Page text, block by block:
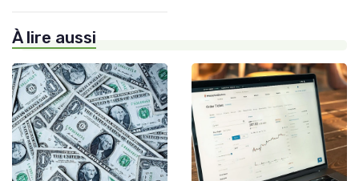
À lire aussi